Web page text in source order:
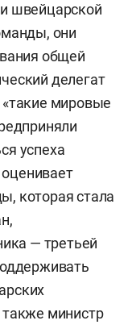
швейцарской
они
общей
делегат
мировые
успеха
которая стала
— третьей
министр